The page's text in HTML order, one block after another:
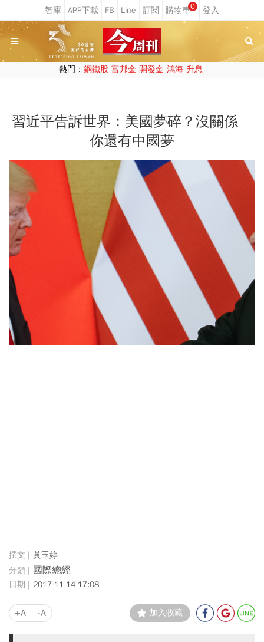
0
熱門： 鋼鐵股 富邦金 開發金 鴻海 升息
習近平告訴世界：美國夢碎？沒關係
你還有中國夢
黃玉婷
國際總經
2017-11-14 17:08
+A -A 加入收藏